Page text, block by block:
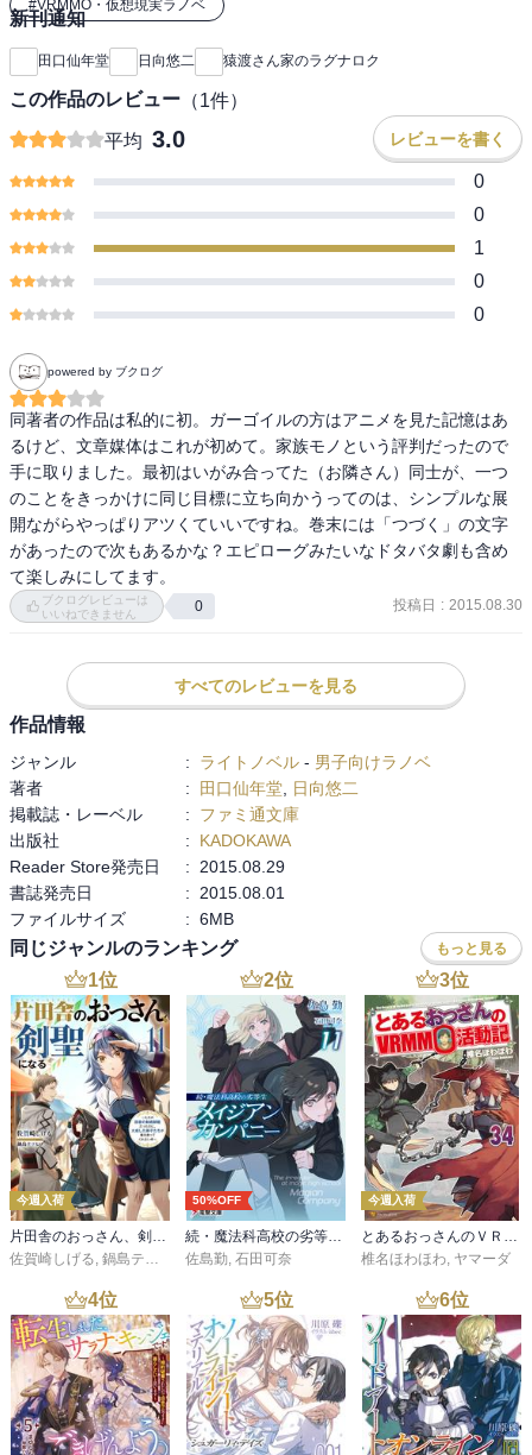
#VRMMO・仮想現実ラノベ
新刊通知
田口仙年堂 日向悠二 猿渡さん家のラグナロク
この作品のレビュー （1件）
平均 3.0 レビューを書く
0
0
1
0
0
powered by ブクログ
同著者の作品は私的に初。ガーゴイルの方はアニメを見た記憶はあ
るけど、文章媒体はこれが初めて。家族モノという評判だったので
手に取りました。最初はいがみ合ってた（お隣さん）同士が、一つ
のことをきっかけに同じ目標に立ち向かうってのは、シンプルな展
開ながらやっぱりアツくていいですね。巻末には「つづく」の文字
があったので次もあるかな？エピローグみたいなドタバタ劇も含め
て楽しみにしてます。
ブクログレビューは
いいねできません
0 投稿日 : 2015.08.30
すべてのレビューを見る
作品情報
ジャンル : ライトノベル - 男子向けラノベ
著者
: 田口仙年堂
日向悠二
掲載誌・レーベル
:
ファミ通文庫
出版社
:
KADOKAWA
Reader Store発売日
:
2015.08.29
書誌発売日
:
2015.08.01
ファイルサイズ
: 6MB
同じジャンルのランキング もっと見る
1位
今週入荷
片田舎のおっさん、剣聖になる 11 ～ただの田舎の剣術師範だったのに、大成した弟子たちが俺を放ってくれない件～
佐賀崎しげる, 鍋島テツヒロ
2位
50%OFF
続・魔法科高校の劣等生 メイジアン・カンパニー(11)
佐島勤, 石田可奈
3位
今週入荷
とあるおっさんのＶＲＭＭＯ活動記34
椎名ほわほわ, ヤマーダ
4位 5位 6位